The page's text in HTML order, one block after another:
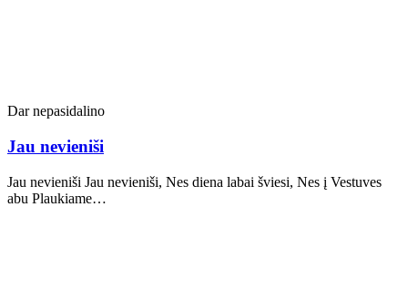
Dar nepasidalino
Jau nevieniši
Jau nevieniši Jau nevieniši, Nes diena labai šviesi, Nes į Vestuves
abu Plaukiame…